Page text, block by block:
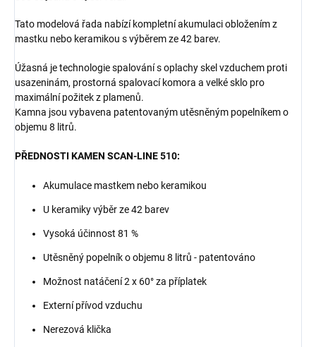
Tato modelová řada nabízí kompletní akumulaci obložením z
mastku nebo keramikou s výběrem ze 42 barev.
Úžasná je technologie spalování s oplachy skel vzduchem proti
usazeninám, prostorná spalovací komora a velké sklo pro
maximální požitek z plamenů.
Kamna jsou vybavena patentovaným utěsněným popelníkem o
objemu 8 litrů.
PŘEDNOSTI KAMEN SCAN-LINE 510:
Akumulace mastkem nebo keramikou
U keramiky výběr ze 42 barev
Vysoká účinnost 81 %
Utěsněný popelník o objemu 8 litrů - patentováno
Možnost natáčení 2 x 60° za příplatek
Externí přívod vzduchu
Nerezová klička